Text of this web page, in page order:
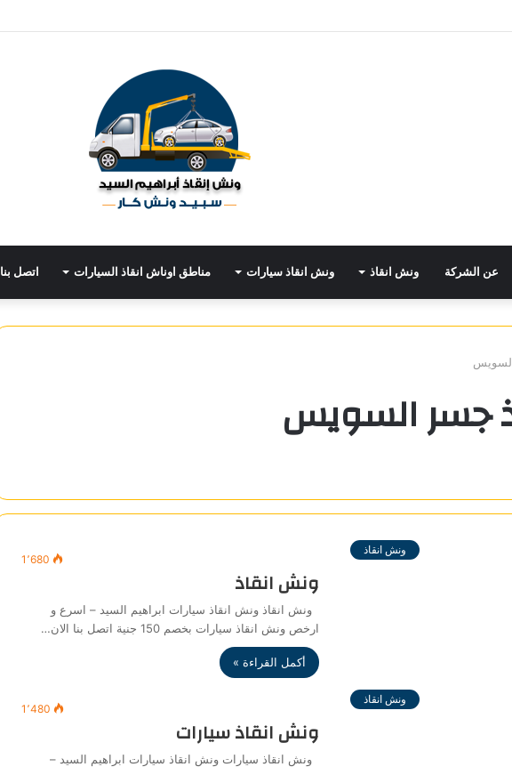
عن الشركة ونش انقاذ ونش انقاذ سيارات مناطق اوناش انقاذ السيارات اتصل بنا
جسر السويس
ونش انقاذ
1٬680
ونش انقاذ
ونش انقاذ ونش انقاذ سيارات ابراهيم السيد – اسرع و
ارخص ونش انقاذ سيارات بخصم 150 جنية اتصل بنا الان…
أكمل القراءة »
ونش انقاذ
1٬480
ونش انقاذ سيارات
ونش انقاذ سيارات ونش انقاذ سيارات ابراهيم السيد –